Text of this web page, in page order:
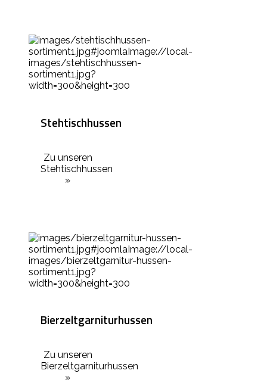
Stehtischhussen
Zu unseren
Stehtischhussen
»
Bierzeltgarniturhussen
Zu unseren
Bierzeltgarniturhussen
»